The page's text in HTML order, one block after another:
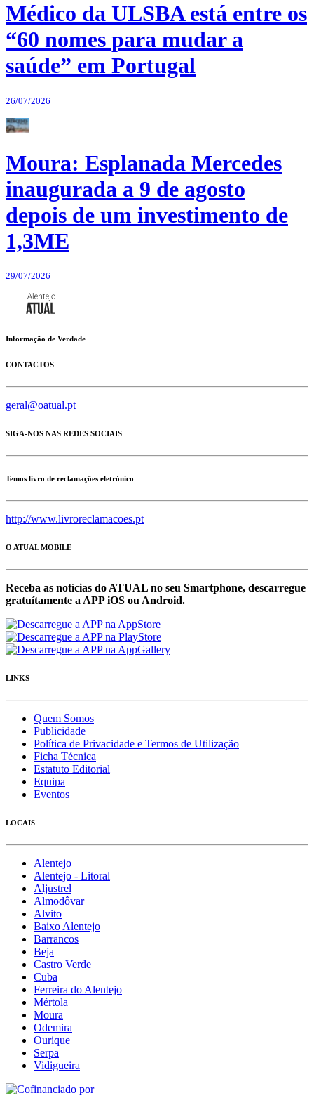
Médico da ULSBA está entre os
“60 nomes para mudar a
saúde” em Portugal
26/07/2026
Moura: Esplanada Mercedes
inaugurada a 9 de agosto
depois de um investimento de
1,3ME
29/07/2026
Informação de Verdade
CONTACTOS
geral@oatual.pt
SIGA-NOS NAS REDES SOCIAIS
Temos livro de reclamações eletrónico
http://www.livroreclamacoes.pt
O ATUAL MOBILE
Receba as notícias do ATUAL no seu Smartphone, descarregue
gratuítamente a APP iOS ou Android.
LINKS
Quem Somos
Publicidade
Política de Privacidade e Termos de Utilização
Ficha Técnica
Estatuto Editorial
Equipa
Eventos
LOCAIS
Alentejo
Alentejo - Litoral
Aljustrel
Almodôvar
Alvito
Baixo Alentejo
Barrancos
Beja
Castro Verde
Cuba
Ferreira do Alentejo
Mértola
Moura
Odemira
Ourique
Serpa
Vidigueira